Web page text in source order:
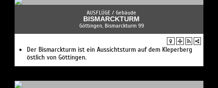
AUSFLÜGE / Gebäude
BISMARCKTURM
Göttingen, Bismarckturm 99
Der Bismarckturm ist ein Aussichtsturm auf dem Kleperberg
östlich von Göttingen.